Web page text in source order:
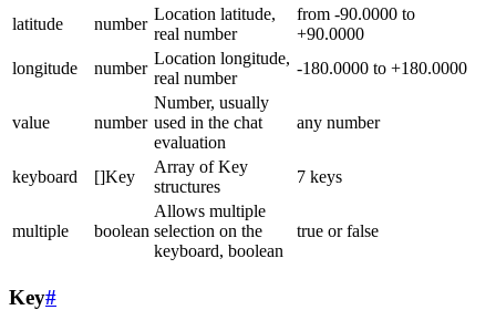
latitude
number
Location latitude,
real number
from -90.0000 to
+90.0000
longitude
number
Location longitude,
real number
-180.0000 to +180.0000
value number
Number, usually
used in the chat
evaluation
any number
keyboard []Key
Array of Key
structures
7 keys
multiple boolean
Allows multiple
selection on the
keyboard, boolean
true or false
Key#